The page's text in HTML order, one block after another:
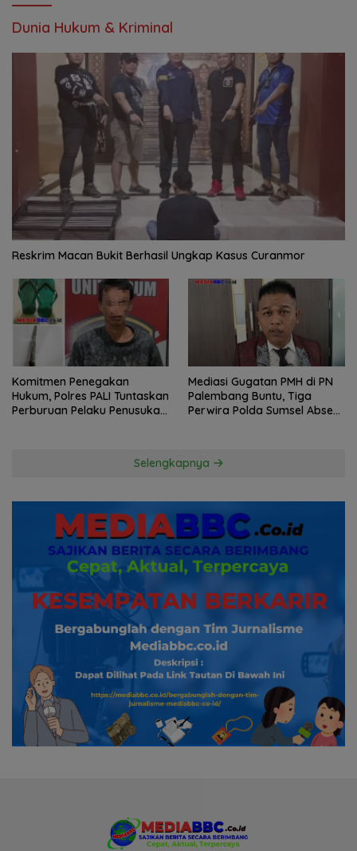
Dunia Hukum & Kriminal
Reskrim Macan Bukit Berhasil Ungkap Kasus Curanmor
Komitmen Penegakan
Hukum, Polres PALI Tuntaskan
Perburuan Pelaku Penusukan
Mediasi Gugatan PMH di PN
Palembang Buntu, Tiga
Perwira Polda Sumsel Absen,
Selengkapnya